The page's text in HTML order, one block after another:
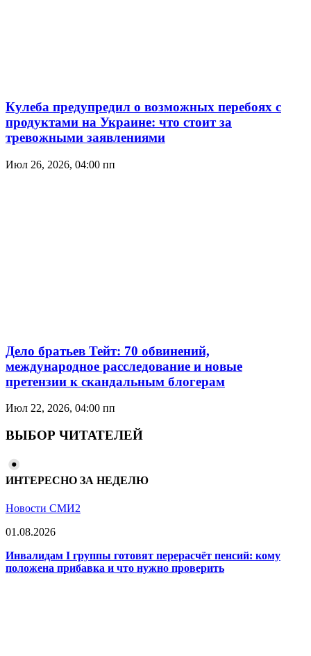
Кулеба предупредил о возможных перебоях с
продуктами на Украине: что стоит за
тревожными заявлениями
Июл 26, 2026, 04:00 пп
Дело братьев Тейт: 70 обвинений,
международное расследование и новые
претензии к скандальным блогерам
Июл 22, 2026, 04:00 пп
ВЫБОР ЧИТАТЕЛЕЙ
ИНТЕРЕСНО ЗА НЕДЕЛЮ
Новости СМИ2
01.08.2026
Инвалидам I группы готовят перерасчёт пенсий: кому
положена прибавка и что нужно проверить